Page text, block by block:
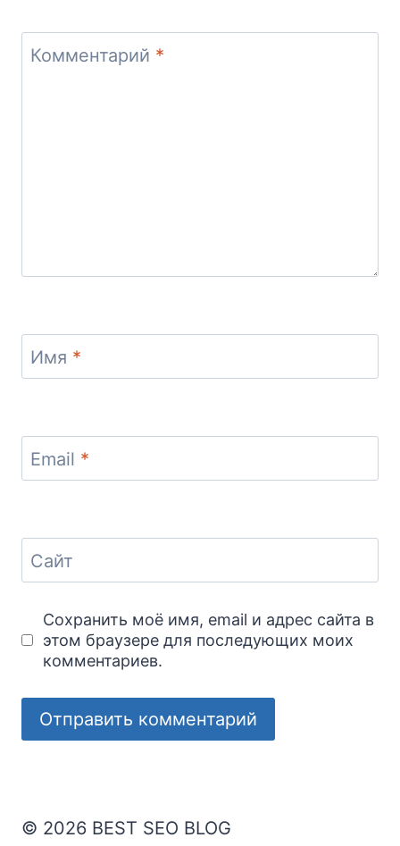
Комментарий *
Имя *
Email *
Сайт
Сохранить моё имя, email и адрес сайта в
этом браузере для последующих моих
комментариев.
© 2026 BEST SEO BLOG